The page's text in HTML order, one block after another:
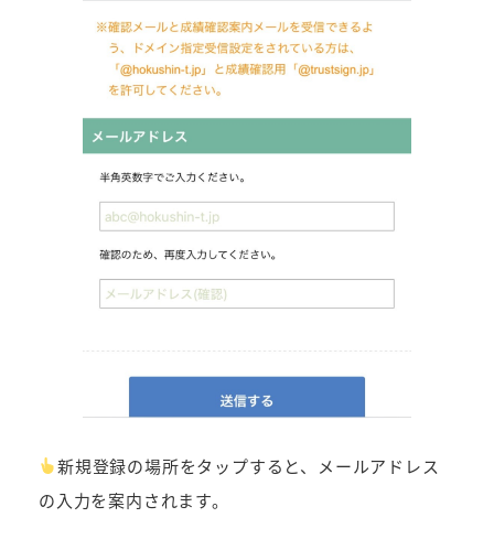
新規登録の場所をタップすると、メールアドレス
の入力を案内されます。